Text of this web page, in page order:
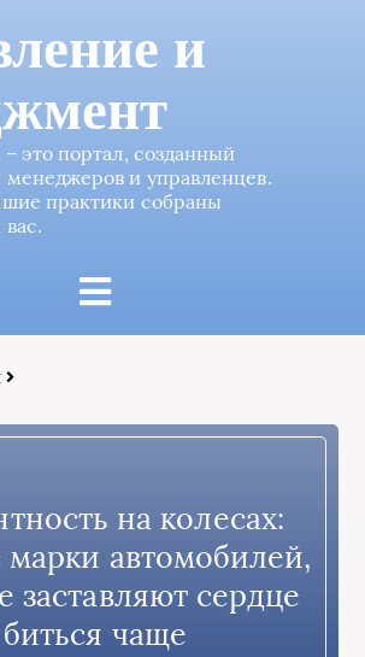
и
это портал, созданный
менеджеров и управленцев.
практики собраны
на колесах:
марки автомобилей,
заставляют сердце
биться чаще